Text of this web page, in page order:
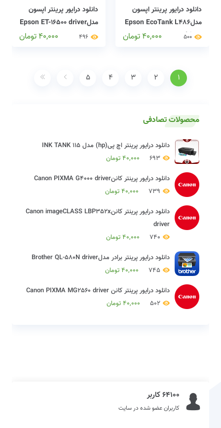
دانلود درایور پرینتر اپسون
مدلEpson EcoTank L486
driver
500
40,000 تومان
دانلود درایور پرینتر اپسون
مدلEpson ET-16500 driver
496
40,000 تومان
1
2
3
4
5
محصولات تصادفی
دانلود درایور پرینتر اچ پی(hp) مدل INK TANK 115
693
40,000 تومان
دانلود درایور پرینتر کاننCanon PIXMA G4000 driver
739
40,000 تومان
دانلود درایور پرینتر کاننCanon imageCLASS LBP352x
driver
740
40,000 تومان
دانلود درایور پرینتر برادر مدلBrother QL-580N driver
745
40,000 تومان
دانلود درایور پرینتر کانن Canon PIXMA MG2560 driver
502
40,000 تومان
64100 کاربر
کاربران عضو شده در سایت